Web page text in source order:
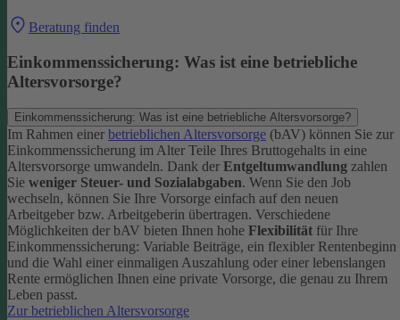
Beratung finden
Einkommenssicherung: Was ist eine betriebliche
Altersvorsorge?
Einkommenssicherung: Was ist eine betriebliche Altersvorsorge?
Im Rahmen einer betrieblichen Altersvorsorge (bAV) können Sie zur
Einkommenssicherung im Alter Teile Ihres Bruttogehalts in eine
Altersvorsorge umwandeln. Dank der Entgeltumwandlung zahlen
Sie weniger Steuer- und Sozialabgaben. Wenn Sie den Job
wechseln, können Sie Ihre Vorsorge einfach auf den neuen
Arbeitgeber bzw. Arbeitgeberin übertragen. Verschiedene
Möglichkeiten der bAV bieten Ihnen hohe Flexibilität für Ihre
Einkommenssicherung: Variable Beiträge, ein flexibler Rentenbeginn
und die Wahl einer einmaligen Auszahlung oder einer lebenslangen
Rente ermöglichen Ihnen eine private Vorsorge, die genau zu Ihrem
Leben passt.
Zur betrieblichen Altersvorsorge